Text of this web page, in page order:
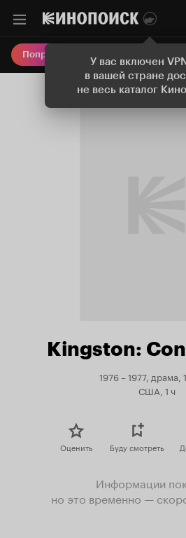
У вас включен
в вашей стране
не весь каталог
Попробовать Плюс
Kingston:
1976 – 1977, драма,
США, 1 ч
Оценить Буду смотреть
Информации
но это временно —